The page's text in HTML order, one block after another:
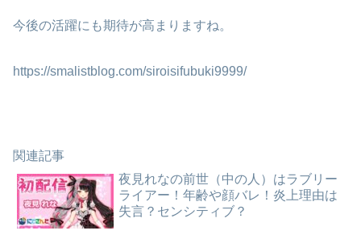
今後の活躍にも期待が高まりますね。
https://smalistblog.com/siroisifubuki9999/
関連記事
夜見れなの前世（中の人）はラブリー
ライアー！年齢や顔バレ！炎上理由は
失言？センシティブ？